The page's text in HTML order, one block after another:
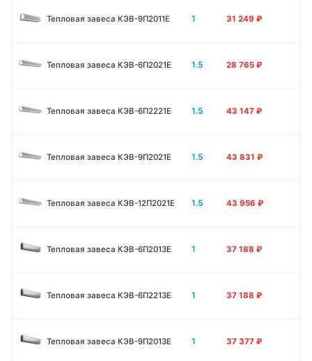
Тепловая завеса КЭВ-9П2011E 1 31 249 ₽
Тепловая завеса КЭВ-6П2021E 1.5 28 765 ₽
Тепловая завеса КЭВ-6П2221E 1.5 43 147 ₽
Тепловая завеса КЭВ-9П2021E 1.5 43 831 ₽
Тепловая завеса КЭВ-12П2021E 1.5 43 956 ₽
Тепловая завеса КЭВ-6П2013E 1 37 188 ₽
Тепловая завеса КЭВ-6П2213Е 1 37 188 ₽
Тепловая завеса КЭВ-9П2013E 1 37 377 ₽